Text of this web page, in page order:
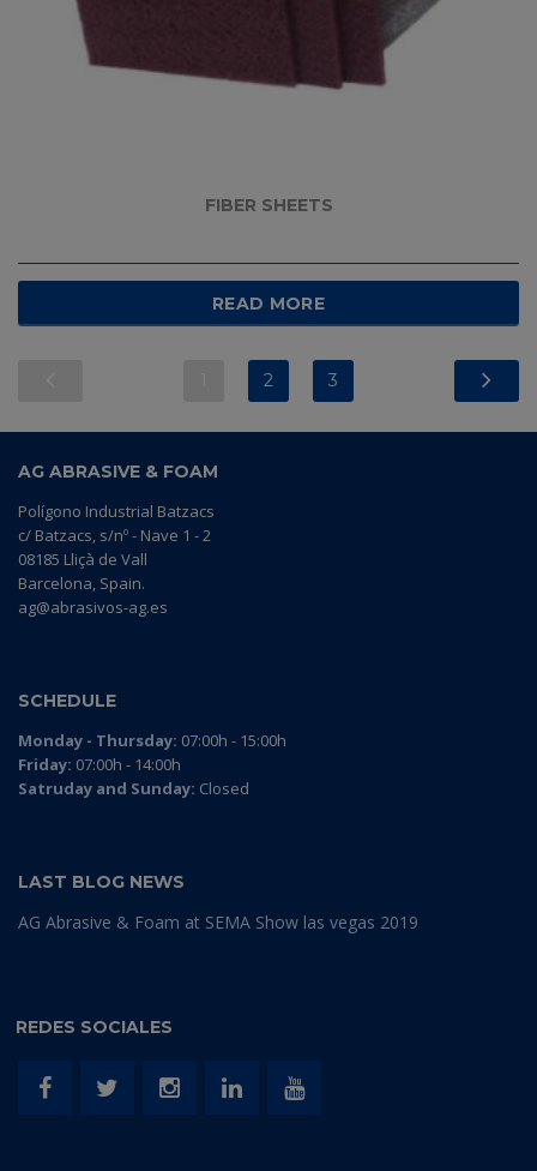
FIBER SHEETS
READ MORE
2 3
AG ABRASIVE & FOAM
Polígono Industrial Batzacs
c/ Batzacs, s/nº - Nave 1 - 2
08185 Lliçà de Vall
Barcelona, Spain.
ag@abrasivos-ag.es
SCHEDULE
Monday - Thursday: 07:00h - 15:00h
Friday: 07:00h - 14:00h
Satruday and Sunday: Closed
LAST BLOG NEWS
AG Abrasive & Foam at SEMA Show las vegas 2019
REDES SOCIALES